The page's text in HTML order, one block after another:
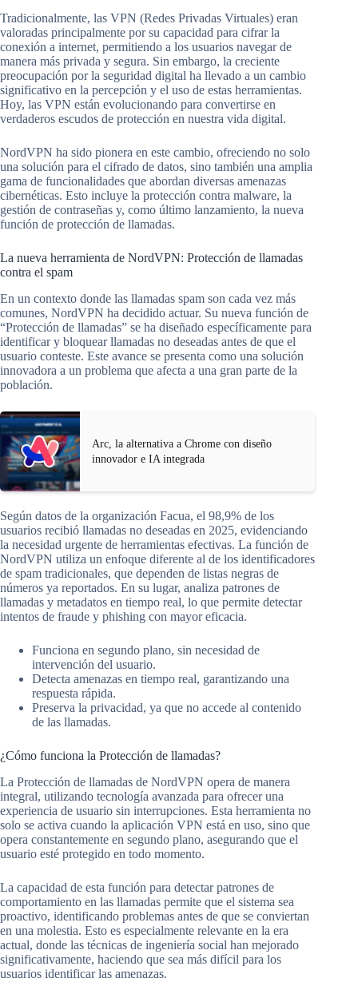
Tradicionalmente, las VPN (Redes Privadas Virtuales) eran
valoradas principalmente por su capacidad para cifrar la
conexión a internet, permitiendo a los usuarios navegar de
manera más privada y segura. Sin embargo, la creciente
preocupación por la seguridad digital ha llevado a un cambio
significativo en la percepción y el uso de estas herramientas.
Hoy, las VPN están evolucionando para convertirse en
verdaderos escudos de protección en nuestra vida digital.
NordVPN ha sido pionera en este cambio, ofreciendo no solo
una solución para el cifrado de datos, sino también una amplia
gama de funcionalidades que abordan diversas amenazas
cibernéticas. Esto incluye la protección contra malware, la
gestión de contraseñas y, como último lanzamiento, la nueva
función de protección de llamadas.
La nueva herramienta de NordVPN: Protección de llamadas
contra el spam
En un contexto donde las llamadas spam son cada vez más
comunes, NordVPN ha decidido actuar. Su nueva función de
“Protección de llamadas” se ha diseñado específicamente para
identificar y bloquear llamadas no deseadas antes de que el
usuario conteste. Este avance se presenta como una solución
innovadora a un problema que afecta a una gran parte de la
población.
Arc, la alternativa a Chrome con diseño
innovador e IA integrada
Según datos de la organización Facua, el 98,9% de los
usuarios recibió llamadas no deseadas en 2025, evidenciando
la necesidad urgente de herramientas efectivas. La función de
NordVPN utiliza un enfoque diferente al de los identificadores
de spam tradicionales, que dependen de listas negras de
números ya reportados. En su lugar, analiza patrones de
llamadas y metadatos en tiempo real, lo que permite detectar
intentos de fraude y phishing con mayor eficacia.
Funciona en segundo plano, sin necesidad de
intervención del usuario.
Detecta amenazas en tiempo real, garantizando una
respuesta rápida.
Preserva la privacidad, ya que no accede al contenido
de las llamadas.
¿Cómo funciona la Protección de llamadas?
La Protección de llamadas de NordVPN opera de manera
integral, utilizando tecnología avanzada para ofrecer una
experiencia de usuario sin interrupciones. Esta herramienta no
solo se activa cuando la aplicación VPN está en uso, sino que
opera constantemente en segundo plano, asegurando que el
usuario esté protegido en todo momento.
La capacidad de esta función para detectar patrones de
comportamiento en las llamadas permite que el sistema sea
proactivo, identificando problemas antes de que se conviertan
en una molestia. Esto es especialmente relevante en la era
actual, donde las técnicas de ingeniería social han mejorado
significativamente, haciendo que sea más difícil para los
usuarios identificar las amenazas.